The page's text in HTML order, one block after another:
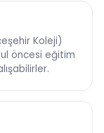
Koleji)
öncesi eğitim